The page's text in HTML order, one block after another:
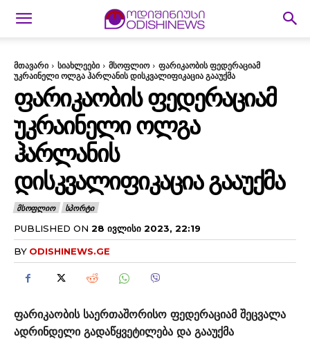
მთავარი სიახლეები მსოფლიო
ფარიკაობის ფედერაციამ
უკრაინელი ოლგა ჰარლანის დისკვალიფიკაცია გააუქმა
ᲤᲐᲠᲘᲙᲐᲝᲑᲘᲡ ᲤᲔᲓᲔᲠᲐᲪᲘᲐᲛ
ᲣᲙᲠᲐᲘᲜᲔᲚᲘ ᲝᲚᲒᲐ
ᲰᲐᲠᲚᲐᲜᲘᲡ
ᲓᲘᲡᲙᲕᲐᲚᲘᲤᲘᲙᲐᲪᲘᲐ ᲒᲐᲐᲣᲥᲛᲐ
ᲛᲡᲝᲤᲚᲘᲝ ᲡᲞᲝᲠᲢᲘ
PUBLISHED ON 28 ᲘᲕᲚᲘᲡᲘ 2023, 22:19
BY ODISHINEWS.GE
ფარიკაობის საერთაშორისო ფედერაციამ შეცვალა
ადრინდელი გადაწყვეტილება და გააუქმა